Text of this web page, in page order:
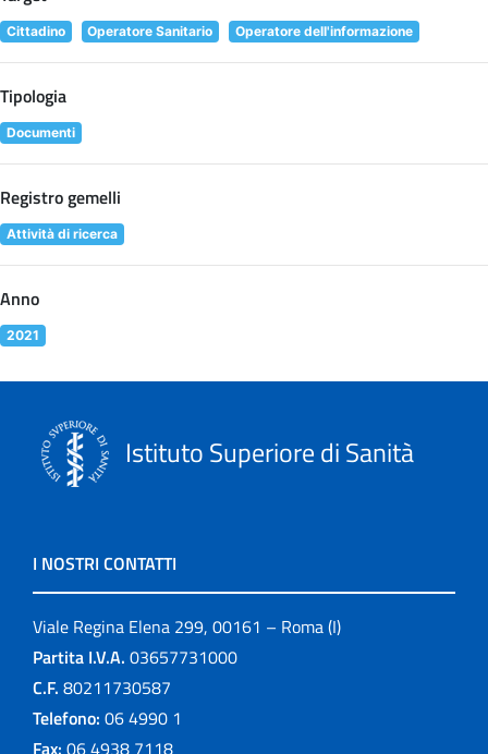
Cittadino Operatore Sanitario Operatore dell'informazione
Tipologia
Documenti
Registro gemelli
Attività di ricerca
Anno
2021
Istituto Superiore di Sanità
I NOSTRI CONTATTI
Viale Regina Elena 299, 00161 – Roma (I)
Partita I.V.A. 03657731000
C.F. 80211730587
Telefono: 06 4990 1
Fax: 06 4938 7118